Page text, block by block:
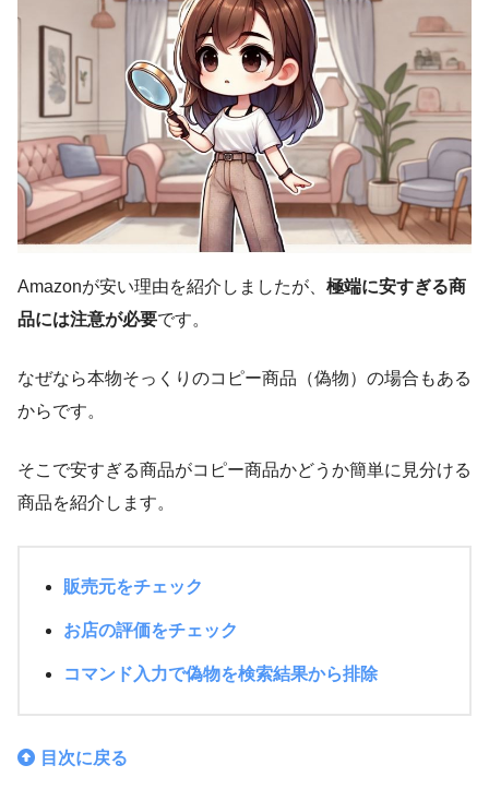
Amazonが安い理由を紹介しましたが、 極端に安すぎる商
品には注意が必要です。
なぜなら本物そっくりのコピー商品（偽物）の場合もある
からです。
そこで安すぎる商品がコピー商品かどうか簡単に見分ける
商品を紹介します。
販売元をチェック
お店の評価をチェック
コマンド入力で偽物を検索結果から排除
目次に戻る